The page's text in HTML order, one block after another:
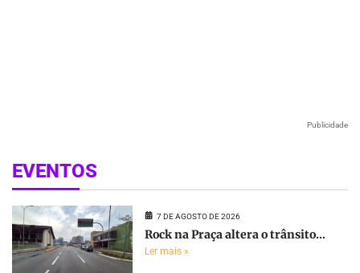
Publicidade
EVENTOS
7 DE AGOSTO DE 2026
Rock na Praça altera o trânsito...
Ler mais »